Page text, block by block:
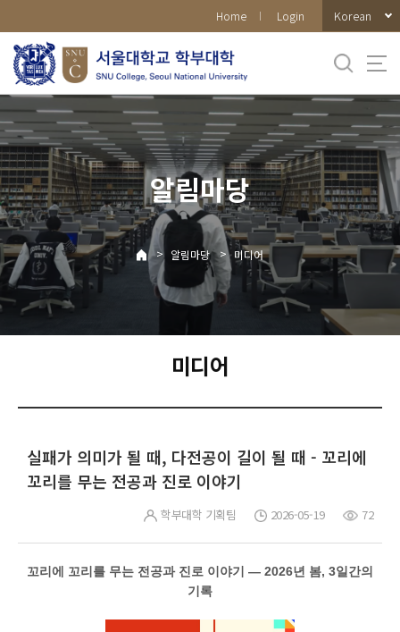
메뉴
Home Login Korean
알림마당
> 알림마당 > 미디어
미디어
실패가 의미가 될 때, 다전공이 길이 될 때 - 꼬리에
꼬리를 무는 전공과 진로 이야기
학부대학 기획팀 2026-05-19 72
꼬리에 꼬리를 무는 전공과 진로 이야기 — 2026년 봄, 3일간의
기록